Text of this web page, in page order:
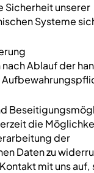
Sicherheit unserer
Systeme
Ablauf der
die
der
Daten zu
mit uns auf,